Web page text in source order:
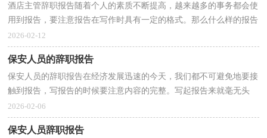
酒店主管辞职报告随着个人的素质不断提高，越来越多的事务都会使
用到报告，要注意报告在写作时具有一定的格式。那么什么样的报告
才是有效的呢？以下是小编精心整理的酒店主管辞职...
2026-02-12
保安人员的辞职报告
保安人员的辞职报告在经济发展迅速的今天，我们都不可避免地要接
触到报告，写报告的时候要注意内容的完整。写起报告来就毫无头
绪？下面是小编精心整理的保安人员的辞职报告，希望能...
2026-02-06
保安人员辞职报告